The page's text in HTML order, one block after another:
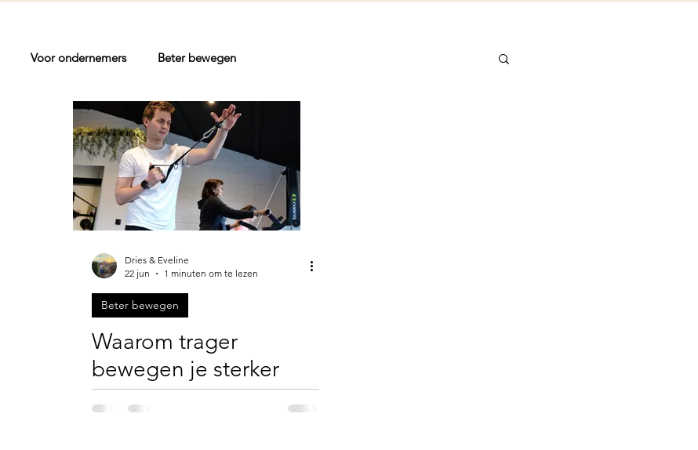
Voor ondernemers Beter bewegen
Dries & Eveline
22 jun
1 minuten om te lezen
Beter bewegen
Waarom trager
bewegen je sterker
maakt